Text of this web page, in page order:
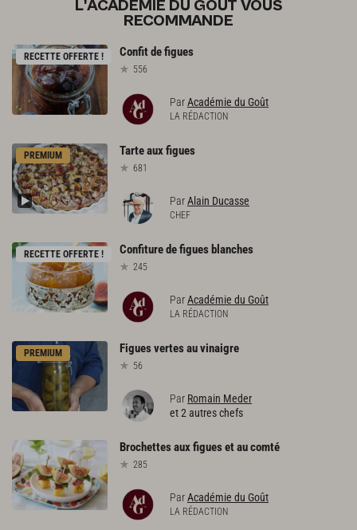
L'ACADÉMIE DU GOÛT VOUS
RECOMMANDE
RECETTE OFFERTE ! Confitdefigues
556
ParAcadémie du Goût
LA RÉDACTION
PREMIUM Tarteauxfigues
681
ParAlain Ducasse
CHEF
RECETTE OFFERTE ! Confituredefigues blanches
245
ParAcadémie du Goût
LA RÉDACTION
PREMIUM Figuesvertesauvinaigre
56
Par Romain Meder
et 2 autres chefs
Brochettesauxfiguesetaucomté
285
ParAcadémie du Goût
LA RÉDACTION